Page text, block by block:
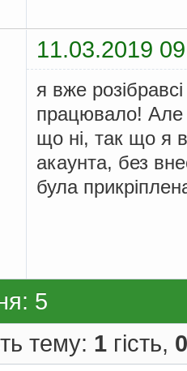
11.03.2019
я вже
працювало! Але
що ні, так що я
акаунта, без
була
5
тему: 1 гість, 0